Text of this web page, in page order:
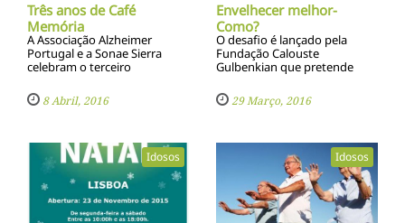
Três anos de Café
Memória
A Associação Alzheimer
Portugal e a Sonae Sierra
celebram o terceiro
iniciativa destinada a pessoas
com problemas de memória
8 Abril, 2016
Envelhecer melhor-
Como?
O desafio é lançado pela
Fundação Calouste
Gulbenkian que pretende
para os problemas da
sociedade atual.
29 Março, 2016
Idosos Idosos